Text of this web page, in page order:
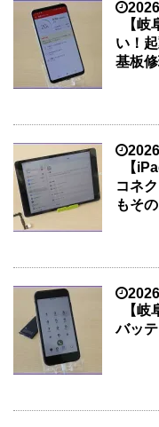
【
い！
基板
【
コネ
もそ
【
バッ